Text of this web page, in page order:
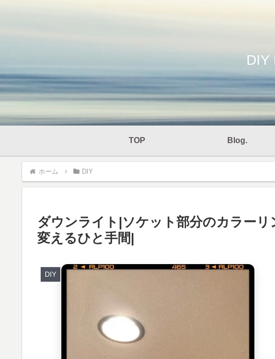
DIY
TOP Blog.
ホーム DIY
ダウンライト|ソケット部分のカラー
変えるひと手間|
DIY